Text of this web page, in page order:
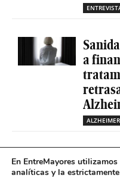
a
ALZHEIMER
La
peso
En EntreMayores
analíticas y la